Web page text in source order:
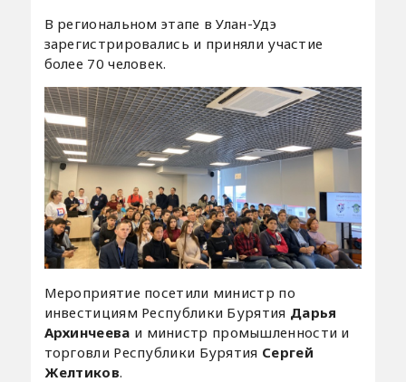
В региональном этапе в Улан-Удэ
зарегистрировались и приняли участие
более 70 человек.
Мероприятие посетили министр по
инвестициям Республики Бурятия Дарья
Архинчеева и министр промышленности и
торговли Республики Бурятия Сергей
Желтиков.